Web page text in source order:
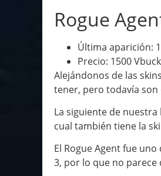
Rogue
Última aparición:
Precio: 1500
Alejándonos de las
tener, pero todavía son
La siguiente de
cual también tiene la
El Rogue Agent fue
3, por lo que no